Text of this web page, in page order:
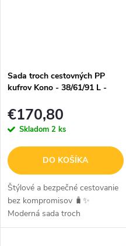
Sada troch cestovných PP
kufrov Kono - 38/61/91 L -
€170,80
Skladom 2 ks
DO KOŠÍKA
Štýlové a bezpečné cestovanie
bez kompromisov 🧳✨
Moderná sada troch
cestovných kufrov v zelenom